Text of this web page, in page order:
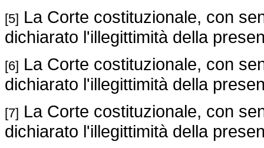
[5] La Corte costituzionale, con
dichiarato l'illegittimità della
[6] La Corte costituzionale, con
dichiarato l'illegittimità della
[7] La Corte costituzionale, con
dichiarato l'illegittimità della